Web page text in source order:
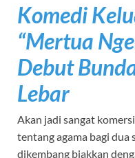
Komedi
“Mertua
Debut
Lebar
Akan jadi sangat
tentang agama bagi dua
dikembang biakkan